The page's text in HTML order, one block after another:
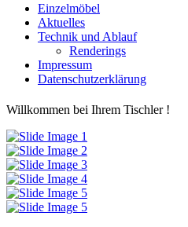
Einzelmöbel
Aktuelles
Technik und Ablauf
Renderings
Impressum
Datenschutzerklärung
Willkommen bei Ihrem Tischler !